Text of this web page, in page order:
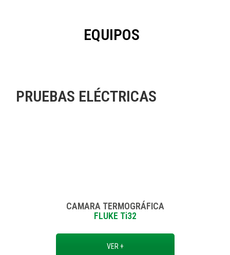
EQUIPOS
PRUEBAS ELÉCTRICAS
CAMARA TERMOGRÁFICA
FLUKE Ti32
VER +